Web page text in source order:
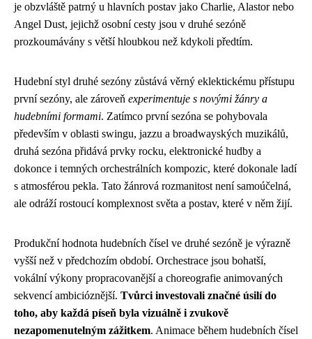
je obzvláště patrný u hlavních postav jako Charlie, Alastor nebo
Angel Dust, jejichž osobní cesty jsou v druhé sezóně
prozkoumávány s větší hloubkou než kdykoli předtím.
Hudební styl druhé sezóny zůstává věrný eklektickému přístupu
první sezóny, ale zároveň experimentuje s novými žánry a
hudebními formami. Zatímco první sezóna se pohybovala
především v oblasti swingu, jazzu a broadwayských muzikálů,
druhá sezóna přidává prvky rocku, elektronické hudby a
dokonce i temných orchestrálních kompozic, které dokonale ladí
s atmosférou pekla. Tato žánrová rozmanitost není samoúčelná,
ale odráží rostoucí komplexnost světa a postav, které v něm žijí.
Produkční hodnota hudebních čísel ve druhé sezóně je výrazně
vyšší než v předchozím období. Orchestrace jsou bohatší,
vokální výkony propracovanější a choreografie animovaných
sekvencí ambicióznější. Tvůrci investovali značné úsilí do
toho, aby každá píseň byla vizuálně i zvukově
nezapomenutelným zážitkem. Animace během hudebních čísel